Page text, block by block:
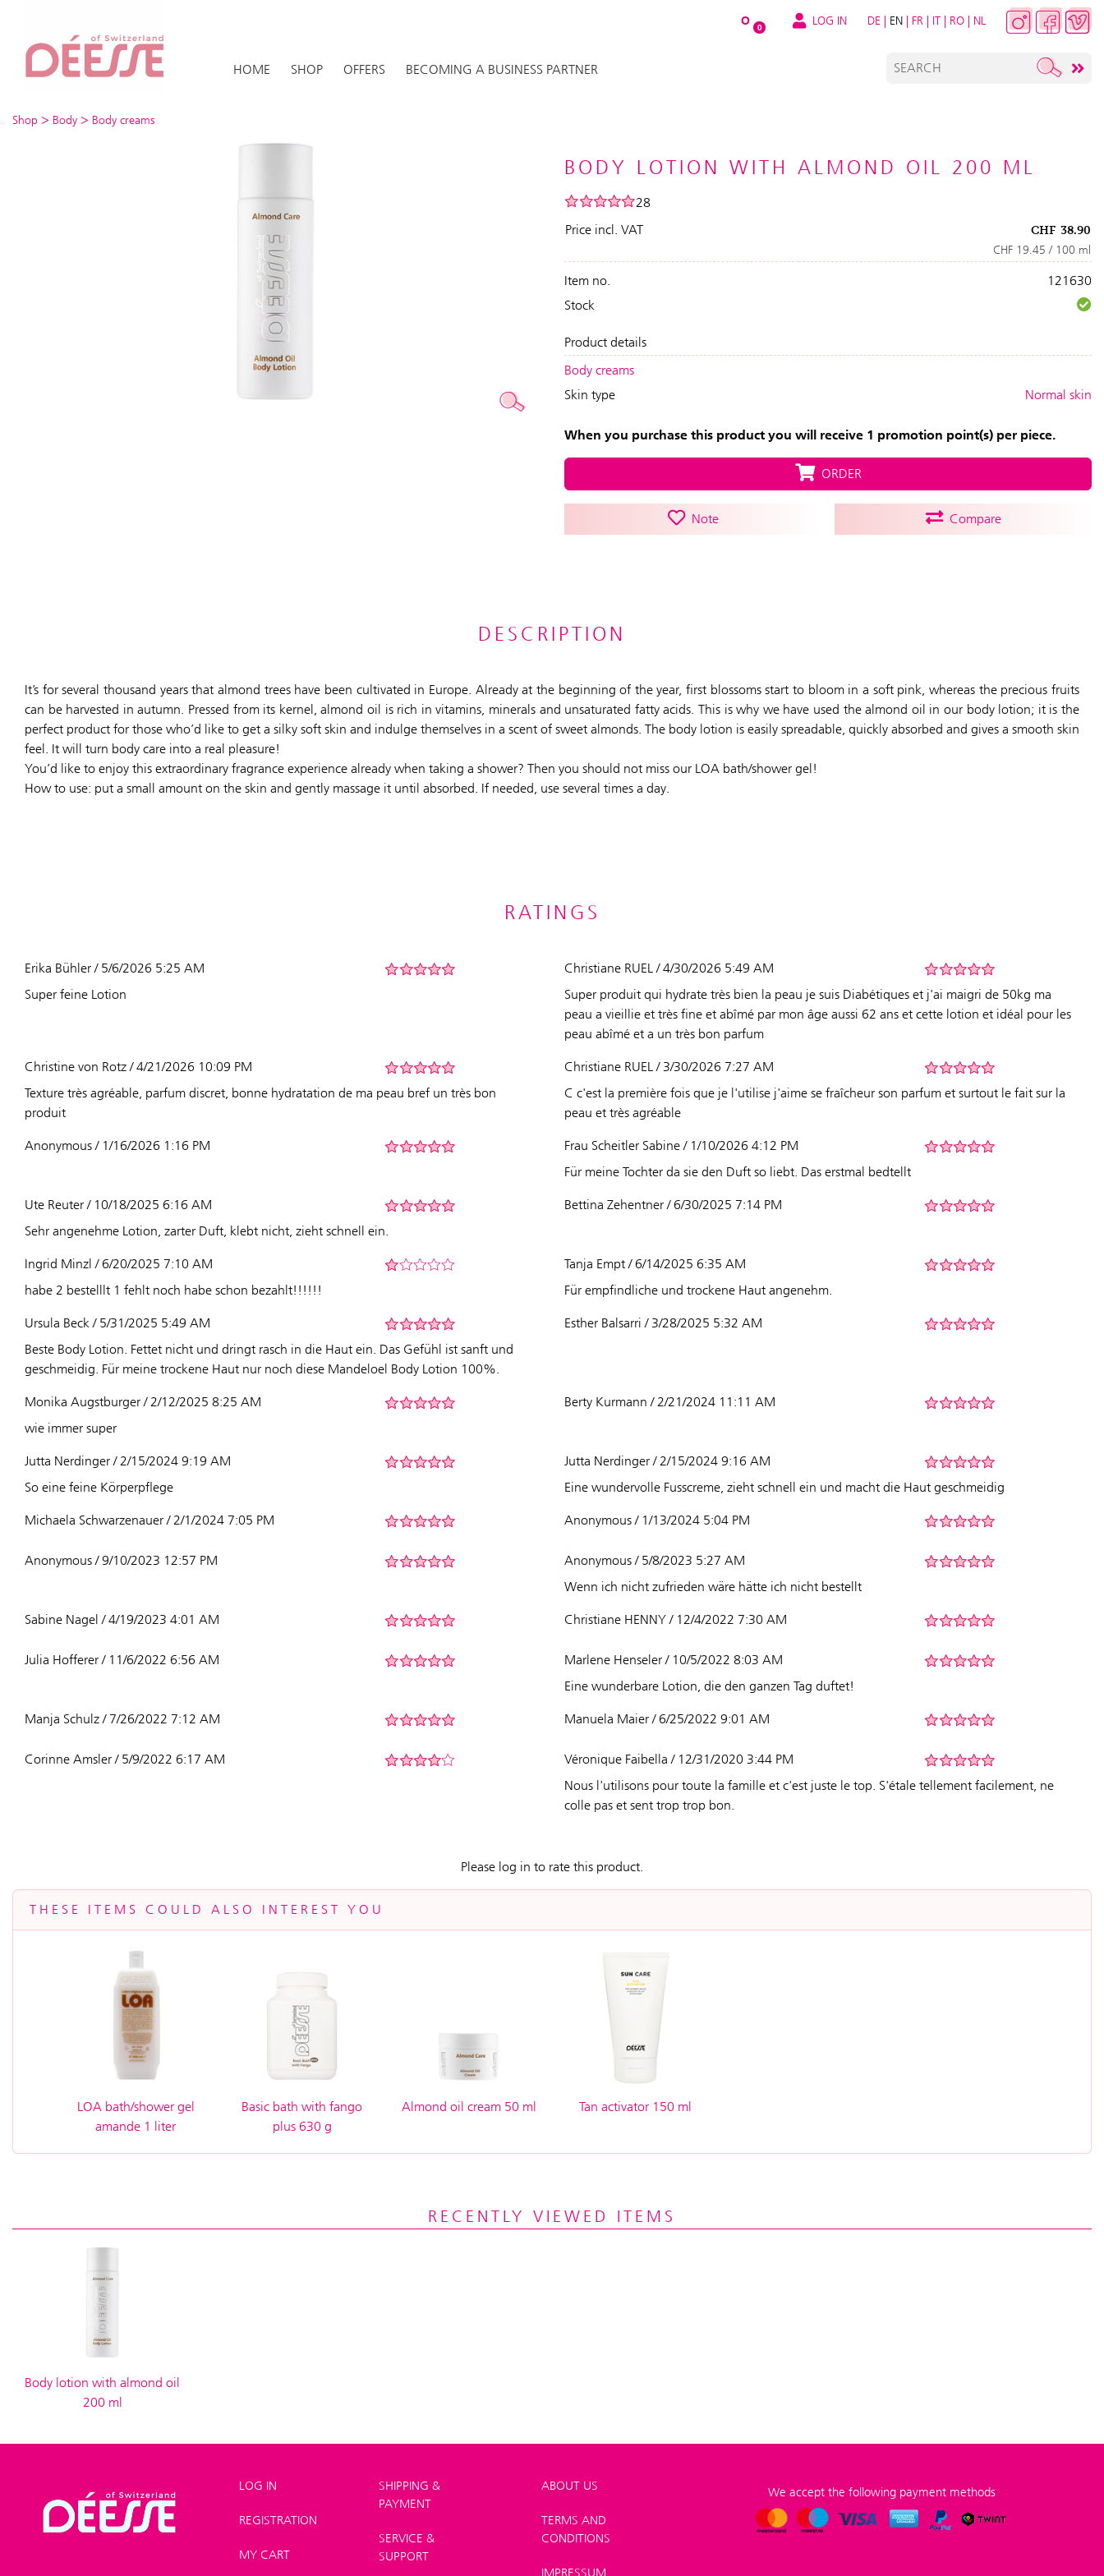
O 0 LOG IN DE | EN | FR | IT | RO | NL
HOME SHOP OFFERS BECOMING A BUSINESS PARTNER
Shop > Body > Body creams
BODY LOTION WITH ALMOND OIL 200 ML
28
Price incl. VAT
CHF 38.90
CHF 19.45 / 100 ml
Item no.
121630
Stock
Product details
Body creams
Skin type
Normal skin
When you purchase this product you will receive 1 promotion point(s) per piece.
ORDER
Note Compare
DESCRIPTION
It’s for several thousand years that almond trees have been cultivated in Europe. Already at the beginning of the year, first blossoms start to bloom in a soft pink, whereas the precious fruits
can be harvested in autumn. Pressed from its kernel, almond oil is rich in vitamins, minerals and unsaturated fatty acids. This is why we have used the almond oil in our body lotion; it is the
perfect product for those who’d like to get a silky soft skin and indulge themselves in a scent of sweet almonds. The body lotion is easily spreadable, quickly absorbed and gives a smooth skin
feel. It will turn body care into a real pleasure!
You’d like to enjoy this extraordinary fragrance experience already when taking a shower? Then you should not miss our LOA bath/shower gel!
How to use: put a small amount on the skin and gently massage it until absorbed. If needed, use several times a day.
RATINGS
Erika Bühler / 5/6/2026 5:25 AM
Super feine Lotion
Christiane RUEL / 4/30/2026 5:49 AM
Super produit qui hydrate très bien la peau je suis Diabétiques et j'ai maigri de 50kg ma
peau a vieillie et très fine et abîmé par mon âge aussi 62 ans et cette lotion et idéal pour les
peau abîmé et a un très bon parfum
Christine von Rotz / 4/21/2026 10:09 PM
Texture très agréable, parfum discret, bonne hydratation de ma peau bref un très bon
produit
Christiane RUEL / 3/30/2026 7:27 AM
C c'est la première fois que je l'utilise j'aime se fraîcheur son parfum et surtout le fait sur la
peau et très agréable
Anonymous / 1/16/2026 1:16 PM
Frau Scheitler Sabine / 1/10/2026 4:12 PM
Für meine Tochter da sie den Duft so liebt. Das erstmal bedtellt
Ute Reuter / 10/18/2025 6:16 AM
Sehr angenehme Lotion, zarter Duft, klebt nicht, zieht schnell ein.
Bettina Zehentner / 6/30/2025 7:14 PM
Ingrid Minzl / 6/20/2025 7:10 AM
habe 2 bestelllt 1 fehlt noch habe schon bezahlt!!!!!!
Tanja Empt / 6/14/2025 6:35 AM
Für empfindliche und trockene Haut angenehm.
Ursula Beck / 5/31/2025 5:49 AM
Beste Body Lotion. Fettet nicht und dringt rasch in die Haut ein. Das Gefühl ist sanft und
geschmeidig. Für meine trockene Haut nur noch diese Mandeloel Body Lotion 100%.
Esther Balsarri / 3/28/2025 5:32 AM
Monika Augstburger / 2/12/2025 8:25 AM
wie immer super
Berty Kurmann / 2/21/2024 11:11 AM
Jutta Nerdinger / 2/15/2024 9:19 AM
So eine feine Körperpflege
Jutta Nerdinger / 2/15/2024 9:16 AM
Eine wundervolle Fusscreme, zieht schnell ein und macht die Haut geschmeidig
Michaela Schwarzenauer / 2/1/2024 7:05 PM Anonymous / 1/13/2024 5:04 PM
Anonymous / 9/10/2023 12:57 PM
Anonymous / 5/8/2023 5:27 AM
Wenn ich nicht zufrieden wäre hätte ich nicht bestellt
Sabine Nagel / 4/19/2023 4:01 AM Christiane HENNY / 12/4/2022 7:30 AM
Julia Hofferer / 11/6/2022 6:56 AM
Marlene Henseler / 10/5/2022 8:03 AM
Eine wunderbare Lotion, die den ganzen Tag duftet!
Manja Schulz / 7/26/2022 7:12 AM Manuela Maier / 6/25/2022 9:01 AM
Corinne Amsler / 5/9/2022 6:17 AM
Véronique Faibella / 12/31/2020 3:44 PM
Nous l'utilisons pour toute la famille et c'est juste le top. S'étale tellement facilement, ne
colle pas et sent trop trop bon.
Please log in to rate this product.
THESE ITEMS COULD ALSO INTEREST YOU
LOA bath/shower gel
amande 1 liter
Basic bath with fango
plus 630 g
Almond oil cream 50 ml Tan activator 150 ml
RECENTLY VIEWED ITEMS
Body lotion with almond oil
200 ml
Shop>Body>
LOG IN
REGISTRATION
MY CART
SHIPPING &
PAYMENT
SERVICE &
SUPPORT
ABOUT US
TERMS AND
CONDITIONS
IMPRESSUM
We accept the following payment methods